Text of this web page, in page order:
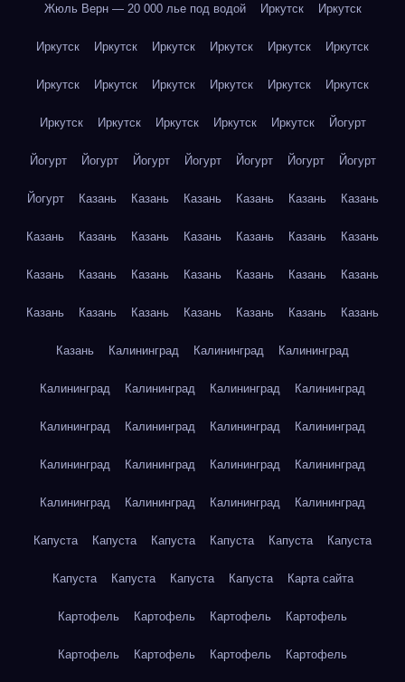
Жюль Верн — 20 000 лье под водой Иркутск Иркутск
Иркутск Иркутск Иркутск Иркутск Иркутск Иркутск
Иркутск Иркутск Иркутск Иркутск Иркутск Иркутск
Иркутск Иркутск Иркутск Иркутск Иркутск Йогурт
Йогурт Йогурт Йогурт Йогурт Йогурт Йогурт Йогурт
Йогурт Казань Казань Казань Казань Казань Казань
Казань Казань Казань Казань Казань Казань Казань
Казань Казань Казань Казань Казань Казань Казань
Казань Казань Казань Казань Казань Казань Казань
Казань Калининград Калининград Калининград
Калининград Калининград Калининград Калининград
Калининград Калининград Калининград Калининград
Калининград Калининград Калининград Калининград
Калининград Калининград Калининград Калининград
Капуста Капуста Капуста Капуста Капуста Капуста
Капуста Капуста Капуста Капуста Карта сайта
Картофель Картофель Картофель Картофель
Картофель Картофель Картофель Картофель